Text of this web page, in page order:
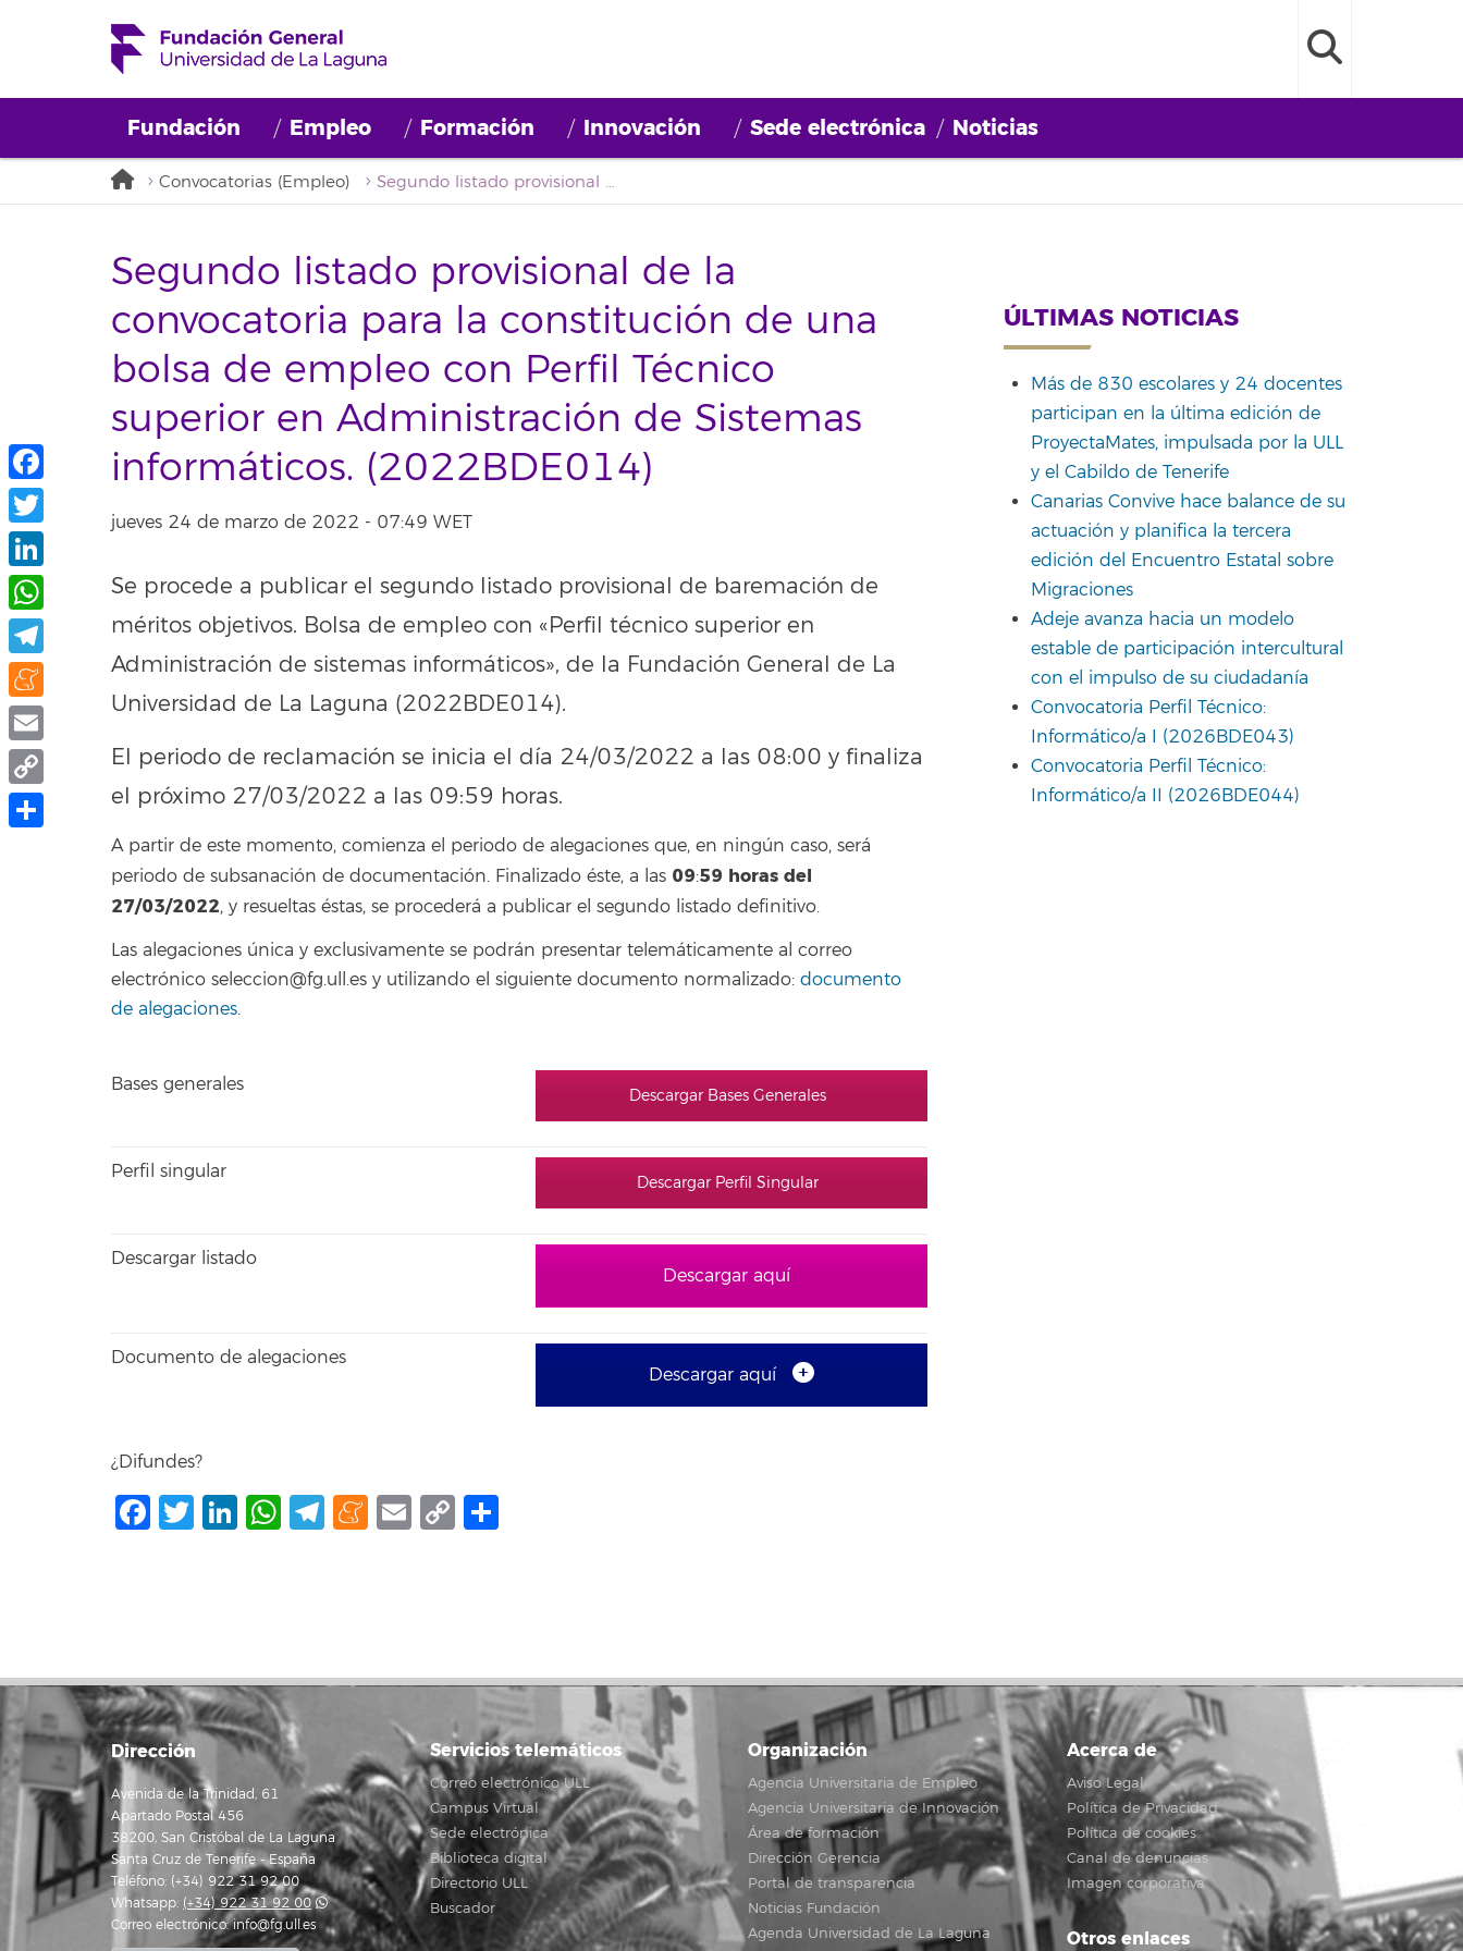
Fundación Empleo Formación Innovación Sede electrónica Noticias
Convocatorias (Empleo) Segundo listado provisional de la convocatoria para la constitución de una bolsa de empleo con Perfil Técnico superior en Administración de Sistemas informáticos. (2022BDE014)
Segundo listado provisional de la
convocatoria para la constitución de una
bolsa de empleo con Perfil Técnico
superior en Administración de Sistemas
informáticos. (2022BDE014)
jueves 24 de marzo de 2022 - 07:49 WET
Se procede a publicar el segundo listado provisional de baremación de
méritos objetivos. Bolsa de empleo con «Perfil técnico superior en
Administración de sistemas informáticos», de la Fundación General de La
Universidad de La Laguna (2022BDE014).
El periodo de reclamación se inicia el día 24/03/2022 a las 08:00 y finaliza
el próximo 27/03/2022 a las 09:59 horas.
A partir de este momento, comienza el periodo de alegaciones que, en ningún caso, será
periodo de subsanación de documentación. Finalizado éste, a las 09:59 horas del
27/03/2022, y resueltas éstas, se procederá a publicar el segundo listado definitivo.
Las alegaciones única y exclusivamente se podrán presentar telemáticamente al correo
electrónico seleccion@fg.ull.es y utilizando el siguiente documento normalizado: documento
de alegaciones.
Bases generales
Descargar Bases Generales
Perfil singular
Descargar Perfil Singular
Descargar listado
Descargar aquí
Documento de alegaciones
Descargar aquí
¿Difundes?
Facebook
Twitter
LinkedIn
WhatsApp
Telegram
Meneame
Email
Copy
ÚLTIMAS NOTICIAS
Más de 830 escolares y 24 docentes
participan en la última edición de
ProyectaMates, impulsada por la ULL
y el Cabildo de Tenerife
Canarias Convive hace balance de su
actuación y planifica la tercera
edición del Encuentro Estatal sobre
Migraciones
Adeje avanza hacia un modelo
estable de participación intercultural
con el impulso de su ciudadanía
Convocatoria Perfil Técnico:
Informático/a I (2026BDE043)
Convocatoria Perfil Técnico:
Informático/a II (2026BDE044)
Dirección
Avenida de la Trinidad, 61
Apartado Postal 456
38200, San Cristóbal de La Laguna
Santa Cruz de Tenerife - España
Teléfono: (+34) 922 31 92 00
Whatsapp: (+34) 922 31 92 00
Correo electrónico:info@fg.ull.es
Servicios telemáticos
Correo electrónico ULL
Campus Virtual
Sede electrónica
Biblioteca digital
Directorio ULL
Buscador
Organización
Agencia Universitaria de Empleo
Agencia Universitaria de Innovación
Área de formación
Dirección Gerencia
Portal de transparencia
Noticias Fundación
Agenda Universidad de La Laguna
Acerca de
Aviso Legal
Política de Privacidad
Política de cookies
Canal de denuncias
Imagen corporativa
Otros enlaces
Facebook
Twitter
LinkedIn
WhatsApp
Telegram
Meneame
Email
Copy